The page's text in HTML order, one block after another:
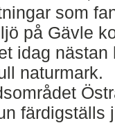
som
på Gävle
idag nästan
naturmark.
färdigställs